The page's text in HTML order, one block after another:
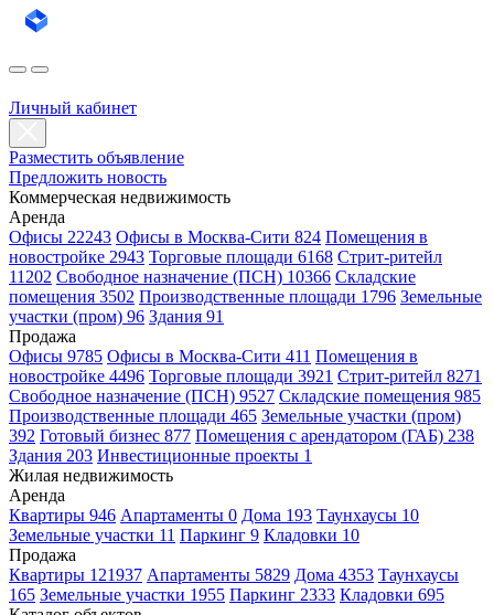
Личный кабинет
Разместить объявление
Предложить новость
Коммерческая недвижимость
Аренда
Офисы 22243 Офисы в Москва-Сити 824 Помещения в
новостройке 2943 Торговые площади 6168 Стрит-ритейл
11202 Свободное назначение (ПСН) 10366 Складские
помещения 3502 Производственные площади 1796 Земельные
участки (пром) 96 Здания 91
Продажа
Офисы 9785 Офисы в Москва-Сити 411 Помещения в
новостройке 4496 Торговые площади 3921 Стрит-ритейл 8271
Свободное назначение (ПСН) 9527 Складские помещения 985
Производственные площади 465 Земельные участки (пром)
392 Готовый бизнес 877 Помещения с арендатором (ГАБ) 238
Здания 203 Инвестиционные проекты 1
Жилая недвижимость
Аренда
Квартиры 946 Апартаменты 0 Дома 193 Таунхаусы 10
Земельные участки 11 Паркинг 9 Кладовки 10
Продажа
Квартиры 121937 Апартаменты 5829 Дома 4353 Таунхаусы
165 Земельные участки 1955 Паркинг 2333 Кладовки 695